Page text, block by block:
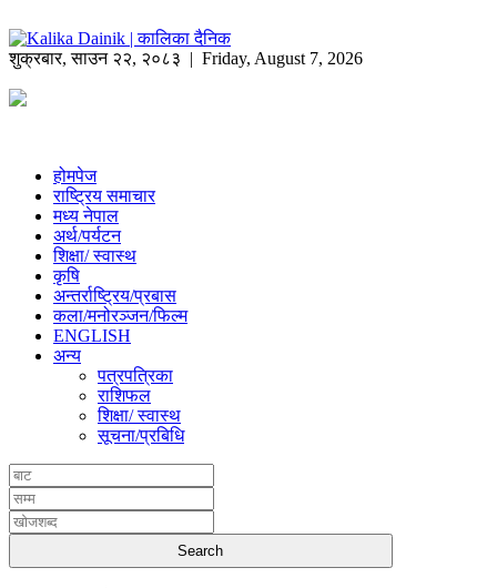
शुक्रबार,साउन २२, २०८३ | Friday, August 7, 2026
होमपेज
राष्ट्रिय समाचार
मध्य नेपाल
अर्थ/पर्यटन
शिक्षा/ स्वास्थ
कृषि
अन्तर्राष्ट्रिय/प्रबास
कला/मनोरञ्जन/फिल्म
ENGLISH
अन्य
पत्रपत्रिका
राशिफल
शिक्षा/ स्वास्थ
सूचना/प्रबिधि